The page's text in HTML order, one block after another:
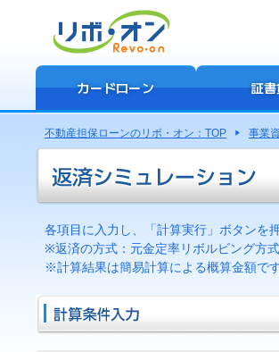
カードローン 証
不動産担保ローンのリボ・オン：TOP 事業
各項目に入力し、「計算実行」ボタンを
※返済の方式：元金定率リボルビング方
※計算結果は簡易計算による概算金額です